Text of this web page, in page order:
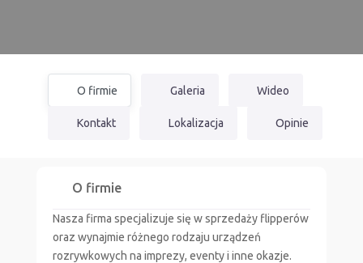
O firmie Galeria Wideo
Kontakt Lokalizacja Opinie
O firmie
Nasza firma specjalizuje się w sprzedaży flipperów
oraz wynajmie różnego rodzaju urządzeń
rozrywkowych na imprezy, eventy i inne okazje.